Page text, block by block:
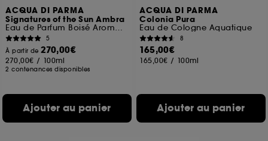
ACQUA DI PARMA
Signatures of the Sun Ambra
Eau de Parfum Boisé Aromatique
5
À partir de270,00€
270,00€ / 100ml
2 contenances disponibles
Ajouter au panier
ACQUA DI PARMA
Colonia Pura
Eau de Cologne Aquatique
8
165,00€
165,00€ / 100ml
Ajouter au panier